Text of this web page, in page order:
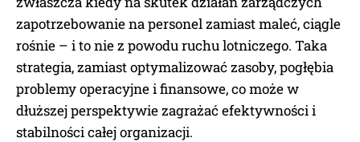
zapotrzebowanie na personel zamiast maleć, ciągle
rośnie – i to nie z powodu ruchu lotniczego. Taka
strategia, zamiast optymalizować zasoby, pogłębia
problemy operacyjne i finansowe, co może w
dłuższej perspektywie zagrażać efektywności i
stabilności całej organizacji.